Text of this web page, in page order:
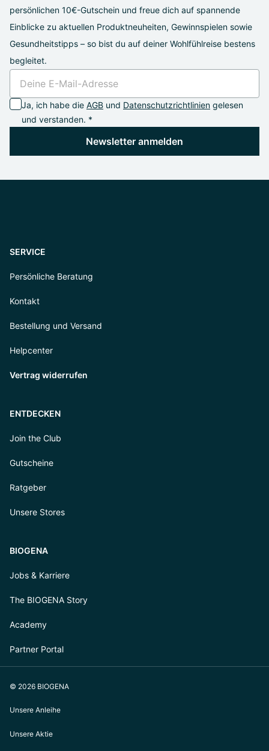
persönlichen 10€-Gutschein und freue dich auf spannende
Einblicke zu aktuellen Produktneuheiten, Gewinnspielen sowie
Gesundheitstipps – so bist du auf deiner Wohlfühlreise bestens
begleitet.
Ja, ich habe die AGB und Datenschutzrichtlinien gelesen
und verstanden. *
Newsletter anmelden
SERVICE
Persönliche Beratung
Kontakt
Bestellung und Versand
Helpcenter
Vertrag widerrufen
ENTDECKEN
Join the Club
Gutscheine
Ratgeber
Unsere Stores
BIOGENA
Jobs & Karriere
The BIOGENA Story
Academy
Partner Portal
© 2026 BIOGENA
Unsere Anleihe
Unsere Aktie